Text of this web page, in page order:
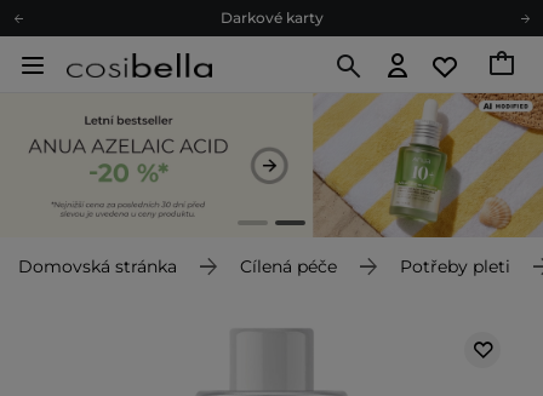
Ekologické balení
Doporučovací Program
Odeslání do 24 hod.
Ekologické balení
Domovská stránka Cílená péče Potřeby pleti